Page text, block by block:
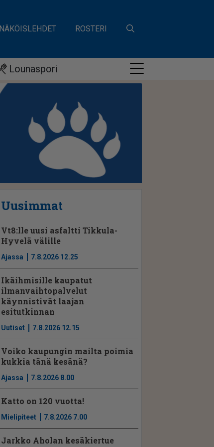
NÄKÖISLEHDET ROSTERI
Lounaspori
Uusimmat
Vt8:lle uusi asfaltti Tikkula-
Hyvelä välille
Ajassa 7.8.2026 12.25
Ikäihmisille kaupatut
ilmanvaihtopalvelut
käynnistivät laajan
esitutkinnan
Uutiset 7.8.2026 12.15
Voiko kaupungin mailta poimia
kukkia tänä kesänä?
Ajassa 7.8.2026 8.00
Katto on 120 vuotta!
Mielipiteet 7.8.2026 7.00
Jarkko Aholan kesäkiertue